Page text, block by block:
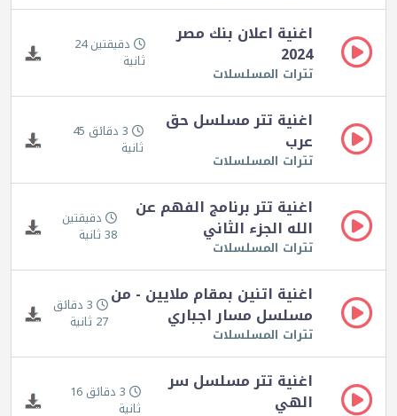
اغنية اعلان بنك مصر
2024
تترات المسلسلات
دقيقتين 24
ثانية
اغنية تتر مسلسل حق
عرب
تترات المسلسلات
3 دقائق 45
ثانية
اغنية تتر برنامج الفهم عن
الله الجزء الثاني
تترات المسلسلات
دقيقتين
38 ثانية
اغنية اتنين بمقام ملايين - من
مسلسل مسار اجباري
تترات المسلسلات
3 دقائق
27 ثانية
اغنية تتر مسلسل سر
الهي 3 دقائق 16
ثانية